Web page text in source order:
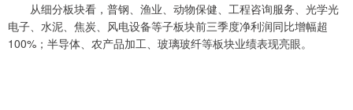
从细分板块看，普钢、渔业、动物保健、工程咨询服务、光学光
电子、水泥、焦炭、风电设备等子板块前三季度净利润同比增幅超
100%；半导体、农产品加工、玻璃玻纤等板块业绩表现亮眼。